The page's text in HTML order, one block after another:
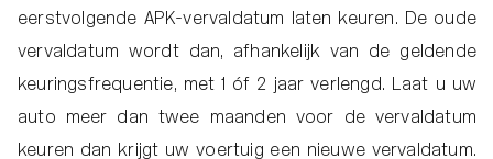
eerstvolgende APK-vervaldatum laten keuren. De oude
vervaldatum wordt dan, afhankelijk van de geldende
keuringsfrequentie, met 1 óf 2 jaar verlengd. Laat u uw
auto meer dan twee maanden voor de vervaldatum
keuren dan krijgt uw voertuig een nieuwe vervaldatum.